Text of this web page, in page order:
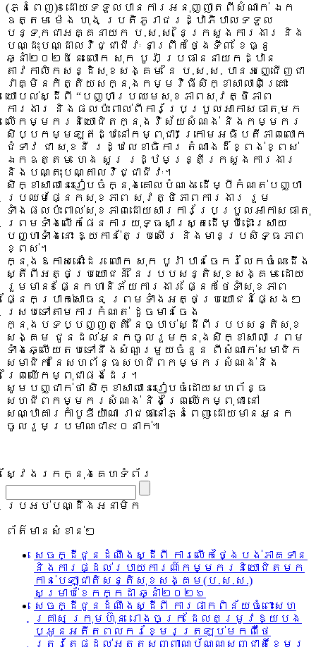
(ភ្នំពេញ)៖ ដោយទទួលបានការអនុញ្ញាតពីសំណាក់ ឯក
ឧត្តម ម៉េង ហុង ប្រតិភូរាជរដ្ឋាភិបាលទទួល
បន្ទុកជាអគ្គនាយក ប.ស.ស. នៃក្រសួងការងារ និង
បណ្ដុះបណ្ដាលវិជ្ជាជីវៈ នាព្រឹកថ្ងៃទី៣ ខែធ្នូ
ឆ្នាំ២០២៥នេះ លោក សុក បូរ៉ា ប្រធាននាយកដ្ឋាន
តាវកាលិកសន្ដិសុខ សង្គម នៃ ប.ស.ស. បានអញ្ជើញជា
វាគ្មិនកិត្តិយសក្នុងកម្មវិធីសិក្ខាសាលាពិគ្រោះ
យោបល់ស្ដីពី “បញ្ហាប្រឈមសុខភាពសុវត្ថិភាព
ការងារ និងផលប៉ះពាល់ពីការប្រែប្រួលអាកាសធាតុមក
លើកម្មករនិយោជិតក្នុងវិស័យសំណង់ និងកម្មករ
សិប្បកម្មឡឥដ្ឋនៅកម្ពុជា” ក្រោមអធិបតីភាពលោក
ជំទាវ ជា សុខនី រដ្ឋលេខាធិការ តំណាងដ៏ខ្ពង់ខ្ពស់
ឯកឧត្តម ហេង សួរ រដ្ឋមន្ត្រីក្រសួងការងារ
និងបណ្តុះបណ្តាលវិជ្ជាជីវៈ។
សិក្ខាសាលានេះរៀបចំក្នុងគោលបំណង ដើម្បីកំណត់បញ្ហា
ប្រឈមផ្នែកសុខភាព សុវត្ថិភាពការងារ រួម
ទាំងផលប៉ះពាល់សុខភាពដោយសារការប្រែប្រួលអាកាសធាតុ
ព្រមទាំងលើកផែនការយុទ្ធសាស្ត្រដើម្បីដោះស្រាយ
បញ្ហាទាំងនោះ ឱ្យកាន់តែប្រសើរ និងមានប្រសិទ្ធភាព
ខ្ពស់។
ក្នុងឱកាសនោះដែរ លោក សុក បូរ៉ា បានចែករំលែកចំណេះដឹង
ស្តីពីអត្ថប្រយោជន៍ នៃរបបសន្តិសុខសង្គម ដោយ
រួមមាន៖ ផ្នែកហានិភ័យការងារ ផ្នែកថែទាំសុខភាព
ផ្នែកប្រាក់សោធន ព្រមទាំងអត្ថប្រយោជន៍ផ្សេងៗ
ស្របទៅតាមការកំណត់ ដូចមានចែង
ក្នុងបទប្បញ្ញត្តិ នៃច្បាប់ស្ដីពីរបបសន្តិសុខ
សង្គម ជូនដល់អ្នកចូលរួមក្នុងសិក្ខាសាលា ព្រម
ទាំងឆ្លើយតបទៅនឹងសំណួរមួយចំនួន ពីសំណាក់សមាជិក
សមាជិកា នៃសហព័ន្ធសហជីពកម្មករសំណង់និង
ព្រៃឈើកម្ពុជាផងដែរ។
សូមបញ្ជាក់ថា សិក្ខាសាលានេះរៀបចំដោយសហព័ន្ធ
សហជីពកម្មករសំណង់ និងព្រៃឈើកម្ពុជា នៅ
សណ្ឋាគារកាំបូឌីយ៉ាណា រាជធានៅភ្នំពេញ ដោយមានអ្នក
ចូលរួមប្រមាណជា៩០នាក់៕
ស្វែងរកក្នុងគេហទំព័រ
ប្រអប់បណ្ដឹងអនាមិក
ព័ត៌មានសំខាន់ៗ
សេចក្ដីជូនដំណឹងស្ដីពី ការលើកថ្ងៃបង់ភាគទាន
និងការផ្ដល់របាយការណ៍កម្មករនិយោជិតមក
កាន់បេឡាជាតិសន្តិសុខសង្គម(ប.ស.ស.)
សម្រាប់ខែកក្កដា ឆ្នាំ២០២៦
សេចក្ដីជូនដំណឹងស្ដីពី ការផាកពិន័យចំពោះសហ
គ្រាស ក្រុមហ៊ុន រោងចក្រ ដែលតម្រូវឱ្យបង
ប្អូនអតីតពលករខ្មែរត្រឡប់មកពីថៃ
ត្រូវតែផ្ដល់អត្តសញ្ញាណប័ណ្ណសញ្ជាតិខ្មែរ